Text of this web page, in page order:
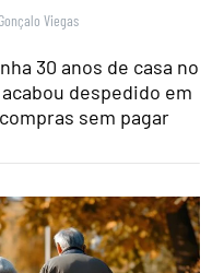
Gonçalo Viegas
30 anos de casa no
despedido em
sem pagar